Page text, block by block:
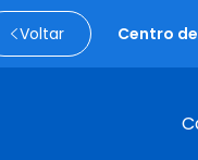
Voltar Centro